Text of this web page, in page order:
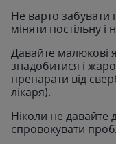
Не варто забувати
міняти постільну і
Давайте малюкові
знадобитися і
препарати від
лікаря).
Ніколи не давайте
спровокувати